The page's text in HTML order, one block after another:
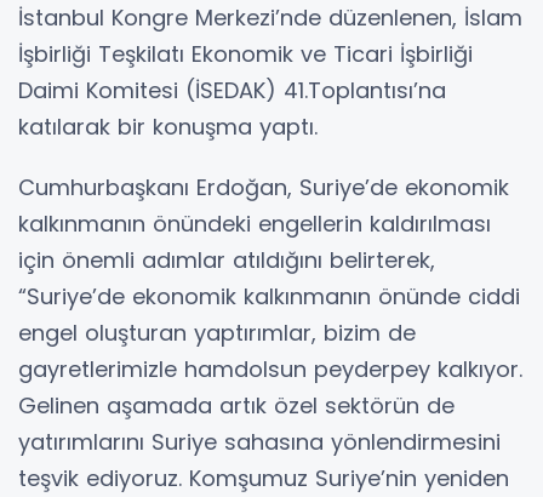
İstanbul Kongre Merkezi’nde düzenlenen, İslam
İşbirliği Teşkilatı Ekonomik ve Ticari İşbirliği
Daimi Komitesi (İSEDAK) 41.Toplantısı’na
katılarak bir konuşma yaptı.
Cumhurbaşkanı Erdoğan, Suriye’de ekonomik
kalkınmanın önündeki engellerin kaldırılması
için önemli adımlar atıldığını belirterek,
“Suriye’de ekonomik kalkınmanın önünde ciddi
engel oluşturan yaptırımlar, bizim de
gayretlerimizle hamdolsun peyderpey kalkıyor.
Gelinen aşamada artık özel sektörün de
yatırımlarını Suriye sahasına yönlendirmesini
teşvik ediyoruz. Komşumuz Suriye’nin yeniden